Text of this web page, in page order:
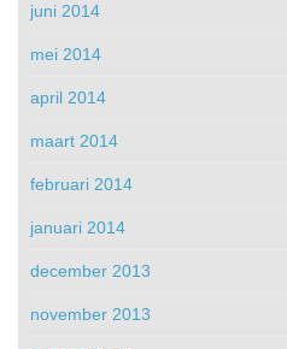
juni 2014
mei 2014
april 2014
maart 2014
februari 2014
januari 2014
december 2013
november 2013